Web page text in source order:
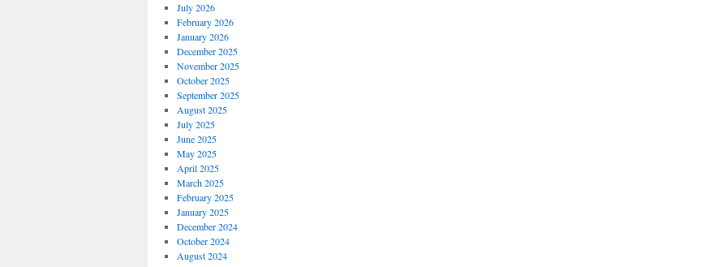
July 2026
February 2026
January 2026
December 2025
November 2025
October 2025
September 2025
August 2025
July 2025
June 2025
May 2025
April 2025
March 2025
February 2025
January 2025
December 2024
October 2024
August 2024